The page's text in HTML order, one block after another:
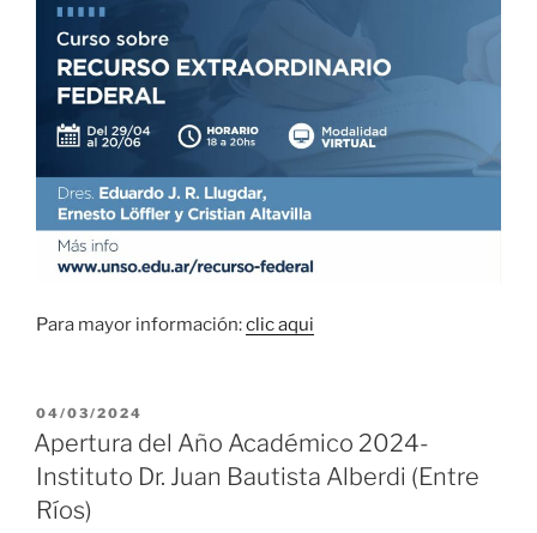
Para mayor información:clic aqui
PUBLICADO
EL
04/03/2024
Apertura del Año Académico 2024-
Instituto Dr. Juan Bautista Alberdi (Entre
Ríos)